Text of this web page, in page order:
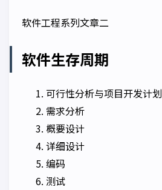
软件工程系列文章二
软件生存周期
可行性分析与项目开发计划
需求分析
概要设计
详细设计
编码
测试